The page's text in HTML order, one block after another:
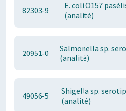
82303-9
E. coli O157
(analitė)
20951-0
Salmonella sp.
(analitė)
49056-5
Shigella sp.
(analitė)